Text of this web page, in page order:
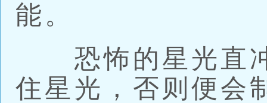
能。
恐怖的星光直冲
住星光，否则便会